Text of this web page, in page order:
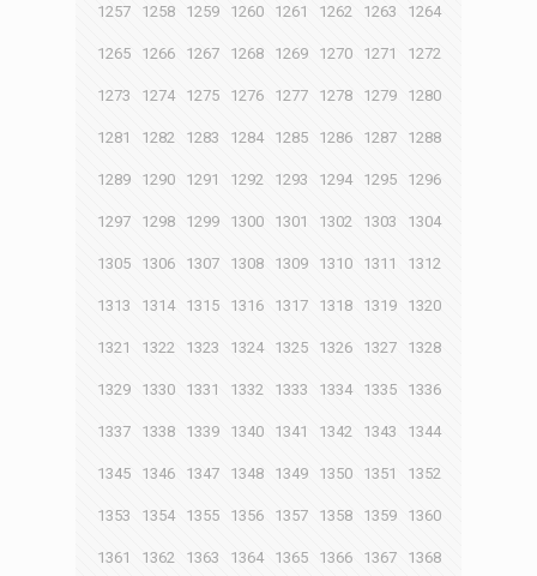
1257 1258 1259 1260 1261 1262 1263 1264
1265 1266 1267 1268 1269 1270 1271 1272
1273 1274 1275 1276 1277 1278 1279 1280
1281 1282 1283 1284 1285 1286 1287 1288
1289 1290 1291 1292 1293 1294 1295 1296
1297 1298 1299 1300 1301 1302 1303 1304
1305 1306 1307 1308 1309 1310 1311 1312
1313 1314 1315 1316 1317 1318 1319 1320
1321 1322 1323 1324 1325 1326 1327 1328
1329 1330 1331 1332 1333 1334 1335 1336
1337 1338 1339 1340 1341 1342 1343 1344
1345 1346 1347 1348 1349 1350 1351 1352
1353 1354 1355 1356 1357 1358 1359 1360
1361 1362 1363 1364 1365 1366 1367 1368